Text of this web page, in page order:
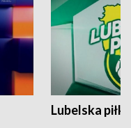
Lubelska piłka